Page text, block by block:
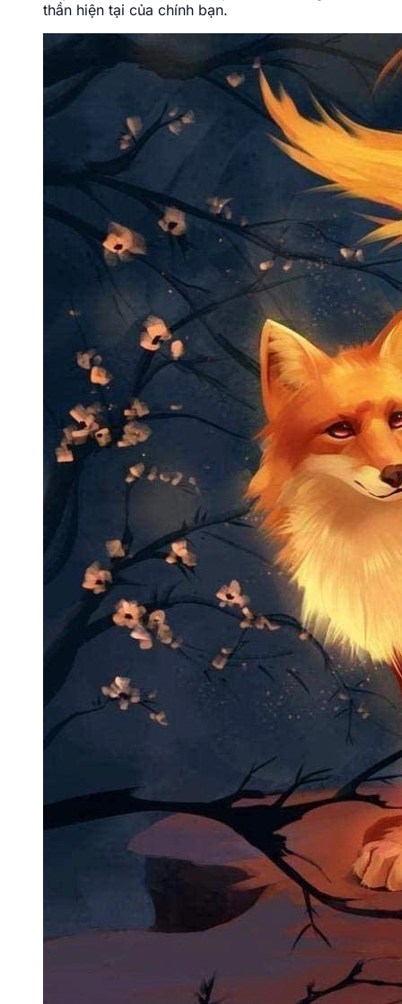
Hình avatar con cáo ngầu hợp gu cool.
Giải đáp thắc mắc về ý nghĩa của
việc sử dụng avatar con cáo
Avatar con cáo có phù hợp với người làm việc sáng tạo
Cực kỳ phù hợp. Hình ảnh con cáo thường gắn
liền với sự phá cách và tư duy ngoài khuôn khổ. Các nhà
thiết kế hoặc nghệ sĩ thường chọn biểu tượng này để thể
hiện cái tôi nghệ thuật độc đáo và tầm nhìn nhạy bén của
Làm sao để tìm được những bộ ảnh con cáo không bị
trùng lặp?Bạn có thể tham khảo các tác phẩm đồ họa
vector hoặc các bức vẽ minh họa thủ công từ những
cộng đồng nhiếp ảnh thiên nhiên. Những góc máy lạ
hoặc nét vẽ độc bản sẽ giúp trang cá nhân của bạn sở
hữu một vẻ đẹp riêng biệt.
Avatar trái tim đen - Biểu tượng tình cảm mới
mẻ cho bạn
Bạn có thể quan tâm:Khám phá những avatar con hổ dễ
thương cho mạng xã hội
avatar con cáokhông chỉ đơn thuần là ảnh đại diện
mà còn là tuyên ngôn về phong cách sống thông minh
và tinh tế. Hy vọng bài viết này đã giúp bạn tìm thấy hình
ảnh chú cáo hoàn hảo nhất để khởi đầu những kết nối
mới đầy thú vị!